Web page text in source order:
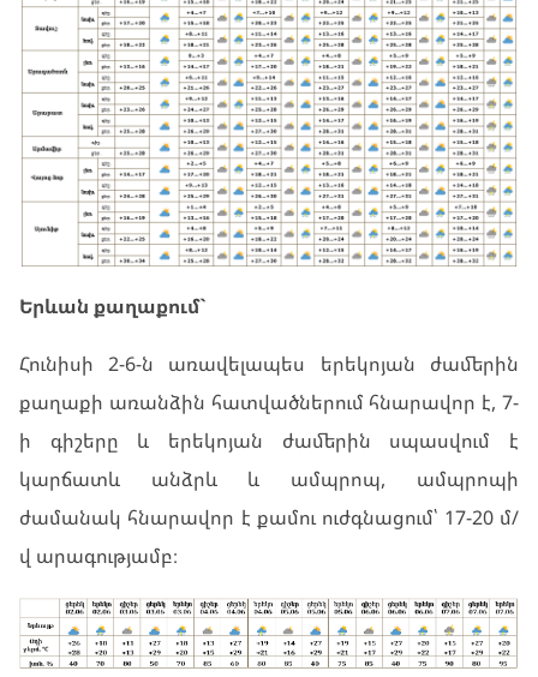
Երևան քաղաքում`
Հունիսի 2-6-ն առավելապես երեկոյան ժամերին
քաղաքի առանձին հատվածներում հնարավոր է, 7-
ի գիշերը և երեկոյան ժամերին սպասվում է
կարճատև անձրև և ամպրոպ, ամպրոպի
ժամանակ հնարավոր է քամու ուժգնացում՝ 17-20 մ/
վ արագությամբ։